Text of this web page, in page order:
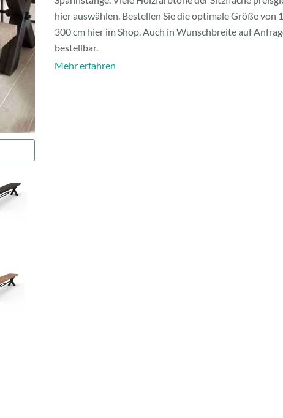
hier auswählen. Bestellen Sie die optimale Größe von
300 cm hier im Shop. Auch in Wunschbreite auf
bestellbar.
Mehr erfahren